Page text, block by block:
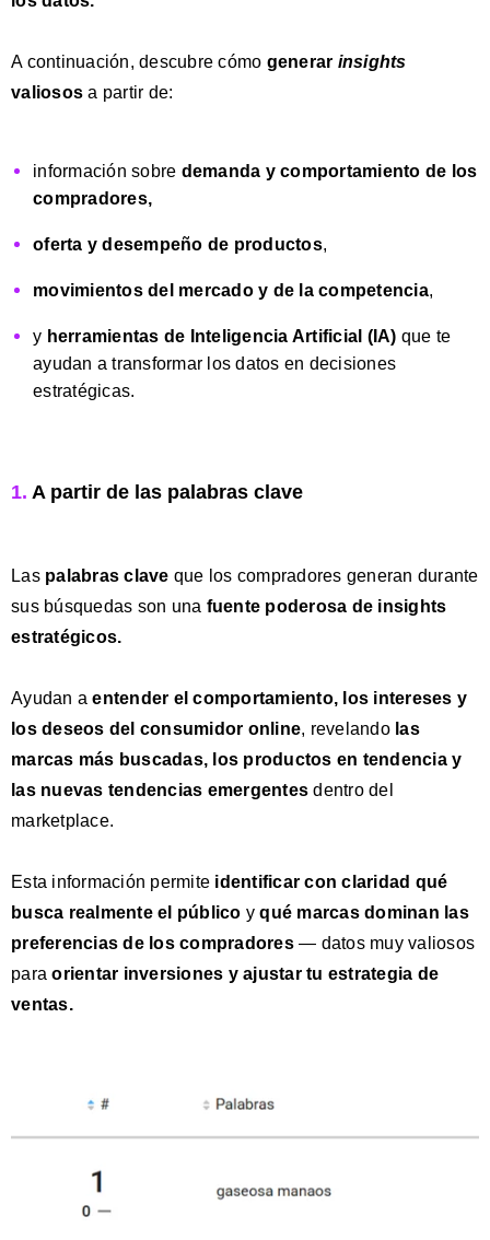
A continuación, descubre cómo generar insights
valiosos a partir de:
información sobre demanda y comportamiento de los
compradores,
oferta y desempeño de productos,
movimientos del mercado y de la competencia,
y herramientas de Inteligencia Artificial (IA) que te
ayudan a transformar los datos en decisiones
estratégicas.
1. A partir de las palabras clave
Laspalabras clave que los compradores generan durante
sus búsquedas son una fuente poderosa de insights
estratégicos.
Ayudan aentender elcomportamiento, los intereses y
losdeseos del consumidor online, revelando las
marcas más buscadas, los productos en tendencia y
las nuevas tendencias emergentes dentro del
marketplace.
Esta información permite identificar con claridad qué
busca realmente el público yqué marcas dominan las
preferencias de los compradores— datos muy valiosos
paraorientar inversiones y ajustar tu estrategia de
ventas.